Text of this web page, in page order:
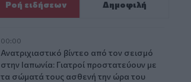
Ροή ειδήσεων Δημοφιλή
00:00
Ανατριχιαστικό βίντεο από τον σεισμό
στην Ιαπωνία: Γιατροί προστατεύουν με
τα σώματά τους ασθενή την ώρα του